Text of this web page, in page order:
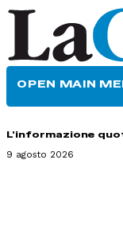
OPEN MAIN
L'informazione
9 agosto 2026